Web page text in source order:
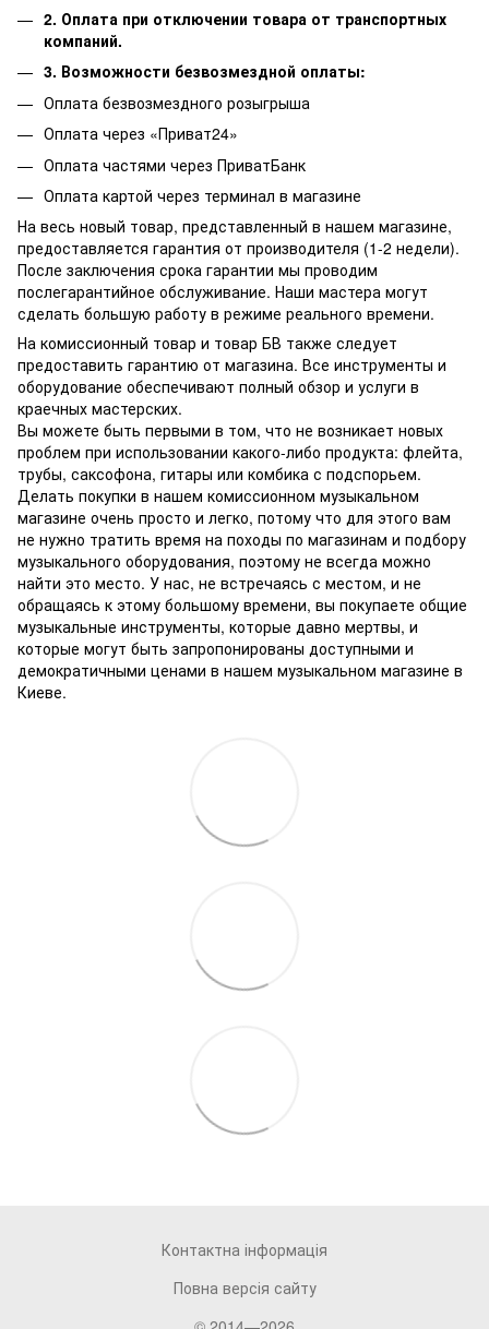
2. Оплата при отключении товара от транспортных
компаний.
3. Возможности безвозмездной оплаты:
Оплата безвозмездного розыгрыша
Оплата через «Приват24»
Оплата частями через ПриватБанк
Оплата картой через терминал в магазине
На весь новый товар, представленный в нашем магазине,
предоставляется гарантия от производителя (1-2 недели).
После заключения срока гарантии мы проводим
послегарантийное обслуживание. Наши мастера могут
сделать большую работу в режиме реального времени.
На комиссионный товар и товар БВ также следует
предоставить гарантию от магазина. Все инструменты и
оборудование обеспечивают полный обзор и услуги в
краечных мастерских.
Вы можете быть первыми в том, что не возникает новых
проблем при использовании какого-либо продукта: флейта,
трубы, саксофона, гитары или комбика с подспорьем.
Делать покупки в нашем комиссионном музыкальном
магазине очень просто и легко, потому что для этого вам
не нужно тратить время на походы по магазинам и подбору
музыкального оборудования, поэтому не всегда можно
найти это место. У нас, не встречаясь с местом, и не
обращаясь к этому большому времени, вы покупаете общие
музыкальные инструменты, которые давно мертвы, и
которые могут быть запропонированы доступными и
демократичными ценами в нашем музыкальном магазине в
Киеве.
Контактна інформація
Повна версія сайту